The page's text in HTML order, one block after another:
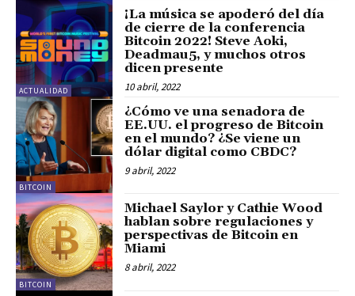
ACTUALIDAD
¡La música se apoderó del día
de cierre de la conferencia
Bitcoin 2022! Steve Aoki,
Deadmau5, y muchos otros
dicen presente
10 abril, 2022
BITCOIN
¿Cómo ve una senadora de
EE.UU. el progreso de Bitcoin
en el mundo? ¿Se viene un
dólar digital como CBDC?
9 abril, 2022
BITCOIN
Michael Saylor y Cathie Wood
hablan sobre regulaciones y
perspectivas de Bitcoin en
Miami
8 abril, 2022